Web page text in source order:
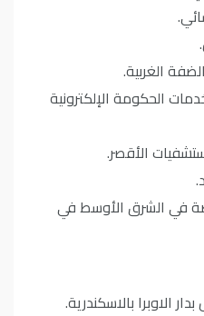
الغربية.
الحكومة الإلكترونية
الأقصر.
في الشرق الأوسط في
الاوبرا بالاسكندرية.